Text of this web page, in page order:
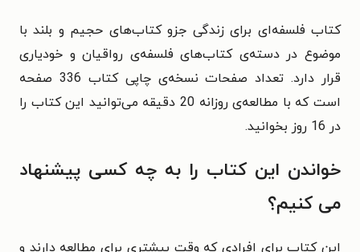
کتاب فلسفه‌ای برای زندگی جزو کتاب‌های حجیم و بلند با
موضوع در دسته‌ی کتاب‌های فلسفه‌ی رواقیان و خودیاری
قرار دارد. تعداد صفحات نسخه‌ی چاپی کتاب 336 صفحه
است که با مطالعه‌ی روزانه 20 دقیقه می‌توانید این کتاب را
در 16 روز بخوانید.
خواندن این کتاب را به چه کسی پیشنهاد
می کنیم؟
این کتاب برای افرادی که وقت بیشتری برای مطالعه دارند و